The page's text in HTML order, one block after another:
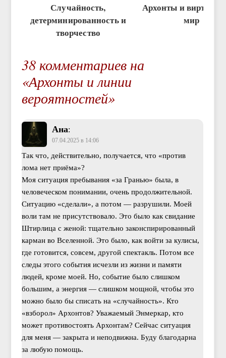
Случайность,
детерминированность и
творчество
Архонты и
мир
38 комментариев на
«Архонты и линии
вероятностей»
Ана:
07.04.2025 в 14:06
Так что, действительно, получается, что «против
лома нет приёма»?
Моя ситуация пребывания «за Гранью» была, в
человеческом понимании, очень продолжительной.
Ситуацию «сделали», а потом — разрушили. Моей
воли там не присутствовало. Это было как свидание
Штирлица с женой: тщательно законспирированный
карман во Вселенной. Это было, как войти за кулисы,
где готовится, совсем, другой спектакль. Потом все
следы этого события исчезли из жизни и памяти
людей, кроме моей. Но, событие было слишком
большим, а энергия — слишком мощной, чтобы это
можно было бы списать на «случайность». Кто
«взборол» Архонтов? Уважаемый Энмеркар, кто
может противостоять Архонтам? Сейчас ситуация
для меня — закрыта и неподвижна. Буду благодарна
за любую помощь.